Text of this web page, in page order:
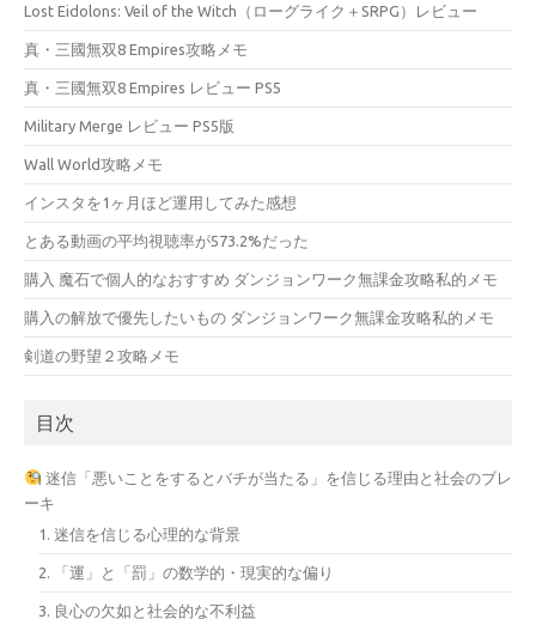
Lost Eidolons: Veil of the Witch（ローグライク＋SRPG）レビュー
真・三國無双8 Empires攻略メモ
真・三國無双8 Empires レビュー PS5
Military Merge レビュー PS5版
Wall World攻略メモ
インスタを1ヶ月ほど運用してみた感想
とある動画の平均視聴率が573.2%だった
購入 魔石で個人的なおすすめ ダンジョンワーク無課金攻略私的メモ
購入の解放で優先したいもの ダンジョンワーク無課金攻略私的メモ
剣道の野望２攻略メモ
目次
迷信「悪いことをするとバチが当たる」を信じる理由と社会のブレ
ーキ
1. 迷信を信じる心理的な背景
2. 「運」と「罰」の数学的・現実的な偏り
3. 良心の欠如と社会的な不利益